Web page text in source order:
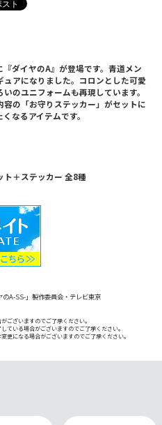
ダイヤのA』が登場です。青道メン
アになりました。コロンとした可愛
のユニフォームも再現しています。
の「お守りステッカー」がセットに
なるアイテムです。
ト＋ステッカー 全8種
A-SS-」製作委員会・テレビ東京
ございますのでご了承ください。
ている場合がございますのでご了承ください。
更になる場合がございますのでご了承ください。